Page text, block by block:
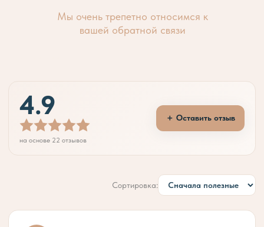
Мы очень трепетно относимся к
вашей обратной связи
4.9
на основе 22 отзывов
＋ Оставить отзыв
Сортировка: